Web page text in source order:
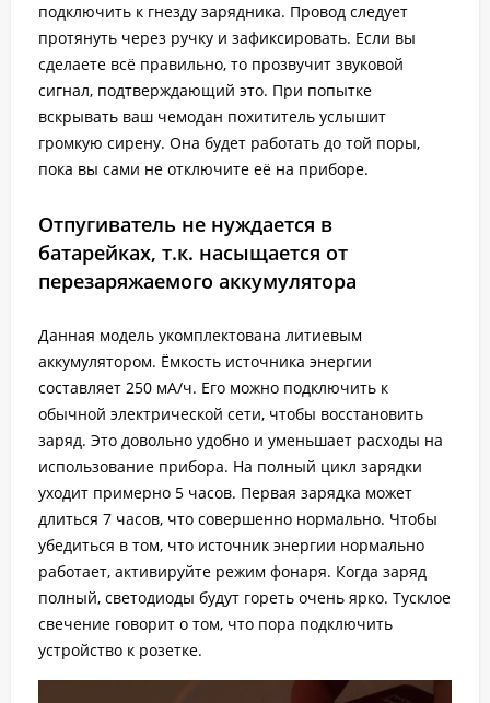
подключить к гнезду зарядника. Провод следует
протянуть через ручку и зафиксировать. Если вы
сделаете всё правильно, то прозвучит звуковой
сигнал, подтверждающий это. При попытке
вскрывать ваш чемодан похититель услышит
громкую сирену. Она будет работать до той поры,
пока вы сами не отключите её на приборе.
Отпугиватель не нуждается в
батарейках, т.к. насыщается от
перезаряжаемого аккумулятора
Данная модель укомплектована литиевым
аккумулятором. Ёмкость источника энергии
составляет 250 мА/ч. Его можно подключить к
обычной электрической сети, чтобы восстановить
заряд. Это довольно удобно и уменьшает расходы на
использование прибора. На полный цикл зарядки
уходит примерно 5 часов. Первая зарядка может
длиться 7 часов, что совершенно нормально. Чтобы
убедиться в том, что источник энергии нормально
работает, активируйте режим фонаря. Когда заряд
полный, светодиоды будут гореть очень ярко. Тусклое
свечение говорит о том, что пора подключить
устройство к розетке.